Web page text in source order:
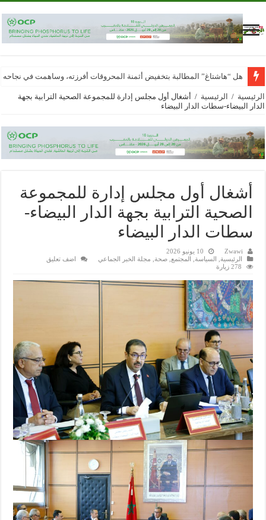
هل “هاشتاغ” المطالبة بتخفيض أثمنة المحروقات أفرزته، وساهمت في
الرئيسية / الرئيسية / أشغال أول مجلس إدارة للمجموعة الصحية الترابية بجهة
الدار البيضاء-سطات الدار البيضاء
أشغال أول مجلس إدارة للمجموعة
الصحية الترابية بجهة الدار البيضاء-
سطات الدار البيضاء
Zwawi
10 يونيو 2026
الرئيسية
السياسة المجتمع ,صحة مجلة الخبر الجماعي
اضف تعليق
278 زيارة